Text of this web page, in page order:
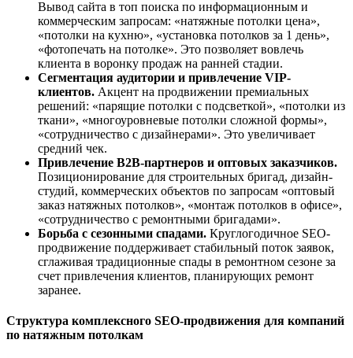
Вывод сайта в топ поиска по информационным и
коммерческим запросам: «натяжные потолки цена»,
«потолки на кухню», «установка потолков за 1 день»,
«фотопечать на потолке». Это позволяет вовлечь
клиента в воронку продаж на ранней стадии.
Сегментация аудитории и привлечение VIP-
клиентов. Акцент на продвижении премиальных
решений: «парящие потолки с подсветкой», «потолки из
ткани», «многоуровневые потолки сложной формы»,
«сотрудничество с дизайнерами». Это увеличивает
средний чек.
Привлечение B2B-партнеров и оптовых заказчиков.
Позиционирование для строительных бригад, дизайн-
студий, коммерческих объектов по запросам «оптовый
заказ натяжных потолков», «монтаж потолков в офисе»,
«сотрудничество с ремонтными бригадами».
Борьба с сезонными спадами. Круглогодичное SEO-
продвижение поддерживает стабильный поток заявок,
сглаживая традиционные спады в ремонтном сезоне за
счет привлечения клиентов, планирующих ремонт
заранее.
Структура комплексного SEO-продвижения для компаний
по натяжным потолкам